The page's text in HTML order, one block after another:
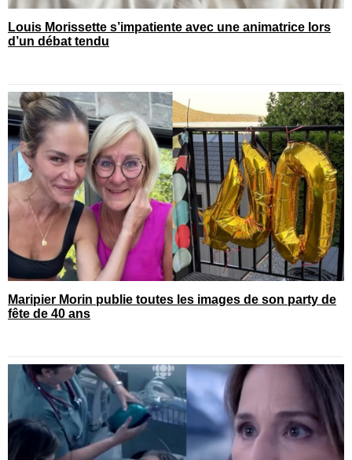
Louis Morissette s’impatiente avec une animatrice lors
d’un débat tendu
Maripier Morin publie toutes les images de son party de
fête de 40 ans